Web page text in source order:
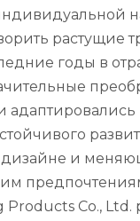
растущие
годы в
адаптировались
и
Products Co., Ltd.